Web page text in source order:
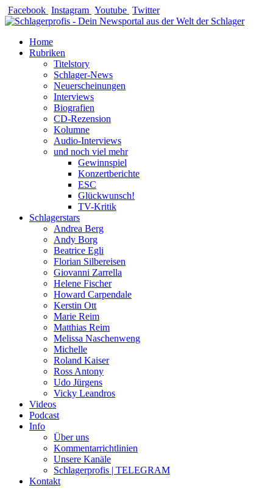
Zum
Inhalt
Facebook Instagram Youtube Twitter
Home
Rubriken
Titelstory
Schlager-News
Neuerscheinungen
Interviews
Biografien
CD-Rezension
Kolumne
Audio-Interviews
und noch viel mehr
Gewinnspiel
Konzertberichte
ESC
Glückwunsch!
TV-Kritik
Schlagerstars
Andrea Berg
Andy Borg
Beatrice Egli
Florian Silbereisen
Giovanni Zarrella
Helene Fischer
Howard Carpendale
Kerstin Ott
Marie Reim
Matthias Reim
Melissa Naschenweng
Michelle
Roland Kaiser
Ross Antony
Udo Jürgens
Vicky Leandros
Videos
Podcast
Info
Über uns
Kommentarrichtlinien
Unsere Kanäle
Schlagerprofis | TELEGRAM
Kontakt